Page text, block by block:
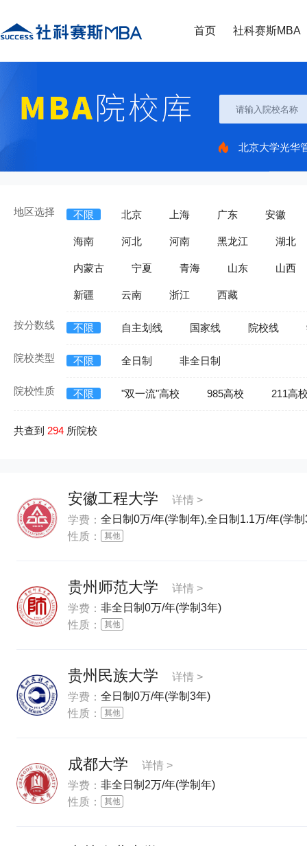
首页 社科赛斯MBA
北京大学光华
地区选择 不限 北京 上海 广东 安徽
海南 河北 河南 黑龙江 湖北
内蒙古 宁夏 青海 山东 山西
新疆 云南 浙江 西藏
按分数线 不限 自主划线 国家线 院校线
院校类型 不限 全日制 非全日制
院校性质 不限 "双一流"高校 985高校 211高
共查到 294 所院校
安徽工程大学
详情 >
学费： 全日制0万/年(学制年),全日制1.1万/年(学
性质：
贵州师范大学
详情 >
学费： 非全日制0万/年(学制3年)
性质：
贵州民族大学
详情 >
学费： 全日制0万/年(学制3年)
性质：
成都大学
详情 >
学费： 非全日制2万/年(学制年)
性质：